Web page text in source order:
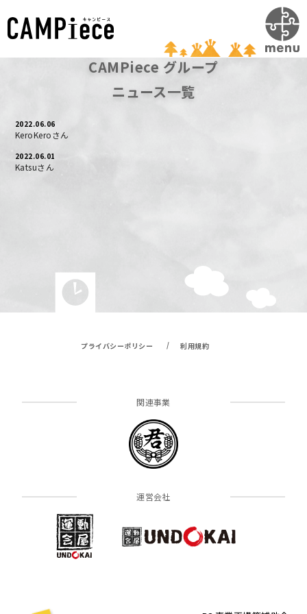
CAMPiece グループ
ニュース一覧
#
2022.06.06
KeroKeroさん
#
2022.06.01
Katsuさん
プライバシーポリシー / 利用規約
関連事業
運営会社